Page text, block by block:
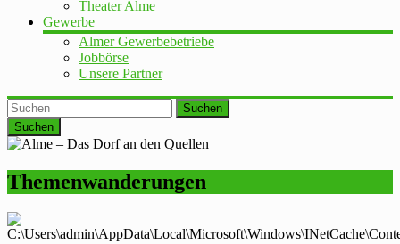
Theater Alme
Gewerbe
Almer Gewerbebetriebe
Jobbörse
Unsere Partner
Suchen
Themenwanderungen